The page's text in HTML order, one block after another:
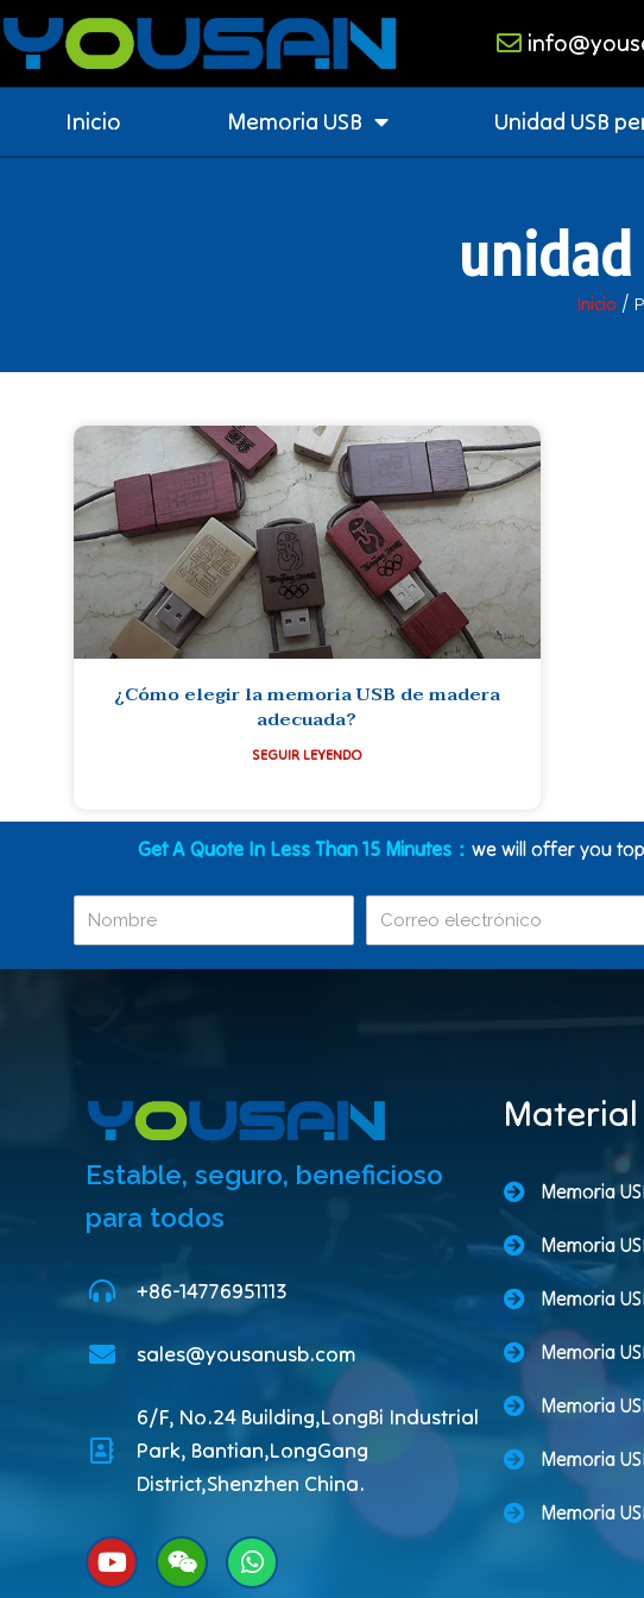
Inicio Memoria USB Unidad USB
Inicio /
¿Cómo elegir la memoria USB de madera
adecuada?
SEGUIR LEYENDO
Get A Quote In Less Than 15 Minutes： we will offer you
Estable, seguro, beneficioso
para todos
+86-14776951113
sales@yousanusb.com
6/F, No.24 Building,LongBi Industrial
Park, Bantian,LongGang
District,Shenzhen China.
Material
Memoria
Memoria
Memoria
Memoria
Memoria
Memoria
Memoria